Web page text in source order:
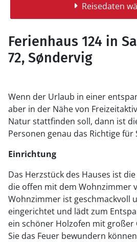
Reisedaten
Ferienhaus 124 in
72, Søndervig
Wenn der Urlaub in einer
aber in der Nähe von
Natur stattfinden soll, dann ist
Personen genau das Richtige für
Einrichtung
Das Herzstück des Hauses ist
die offen mit dem Wohnzimmer
Wohnzimmer ist geschmackvoll
eingerichtet und lädt zum
ein schöner Holzofen mit großer
Sie das Feuer bewundern